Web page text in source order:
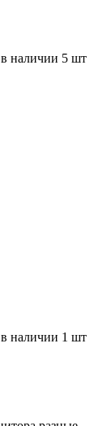
в наличии 5 шт
в наличии 1 шт